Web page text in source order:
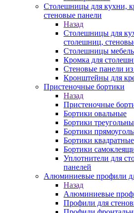
Столешницы для кухни,
стеновые панели
Назад
Столешницы для
столешниц,
Столешницы
Кромка для
Стеновые панели
Кронштейны для
Пристеночные бортики
Назад
Пристеночные
Бортики овальные
Бортики
Бортики
Бортики квадратные
Бортики
Уплотнители для
панелей
Алюминиевые профили
Назад
Алюминиевые
Профили для